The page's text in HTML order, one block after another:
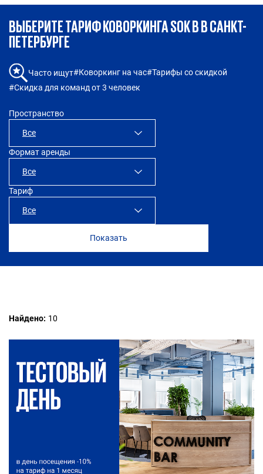
ВЫБЕРИТЕ ТАРИФ КОВОРКИНГА SOK В В САНКТ-
ПЕТЕРБУРГЕ
Часто ищут#Коворкинг на час#Тарифы со скидкой
#Скидка для команд от 3 человек
Пространство
Все
SOK Достоевский
Формат аренды
Все
Все
1 день
Пакет посещений
Тариф
Все
Найдено: 10